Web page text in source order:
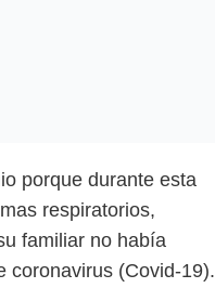
porque durante esta
respiratorios,
familiar no había
coronavirus (Covid-19).